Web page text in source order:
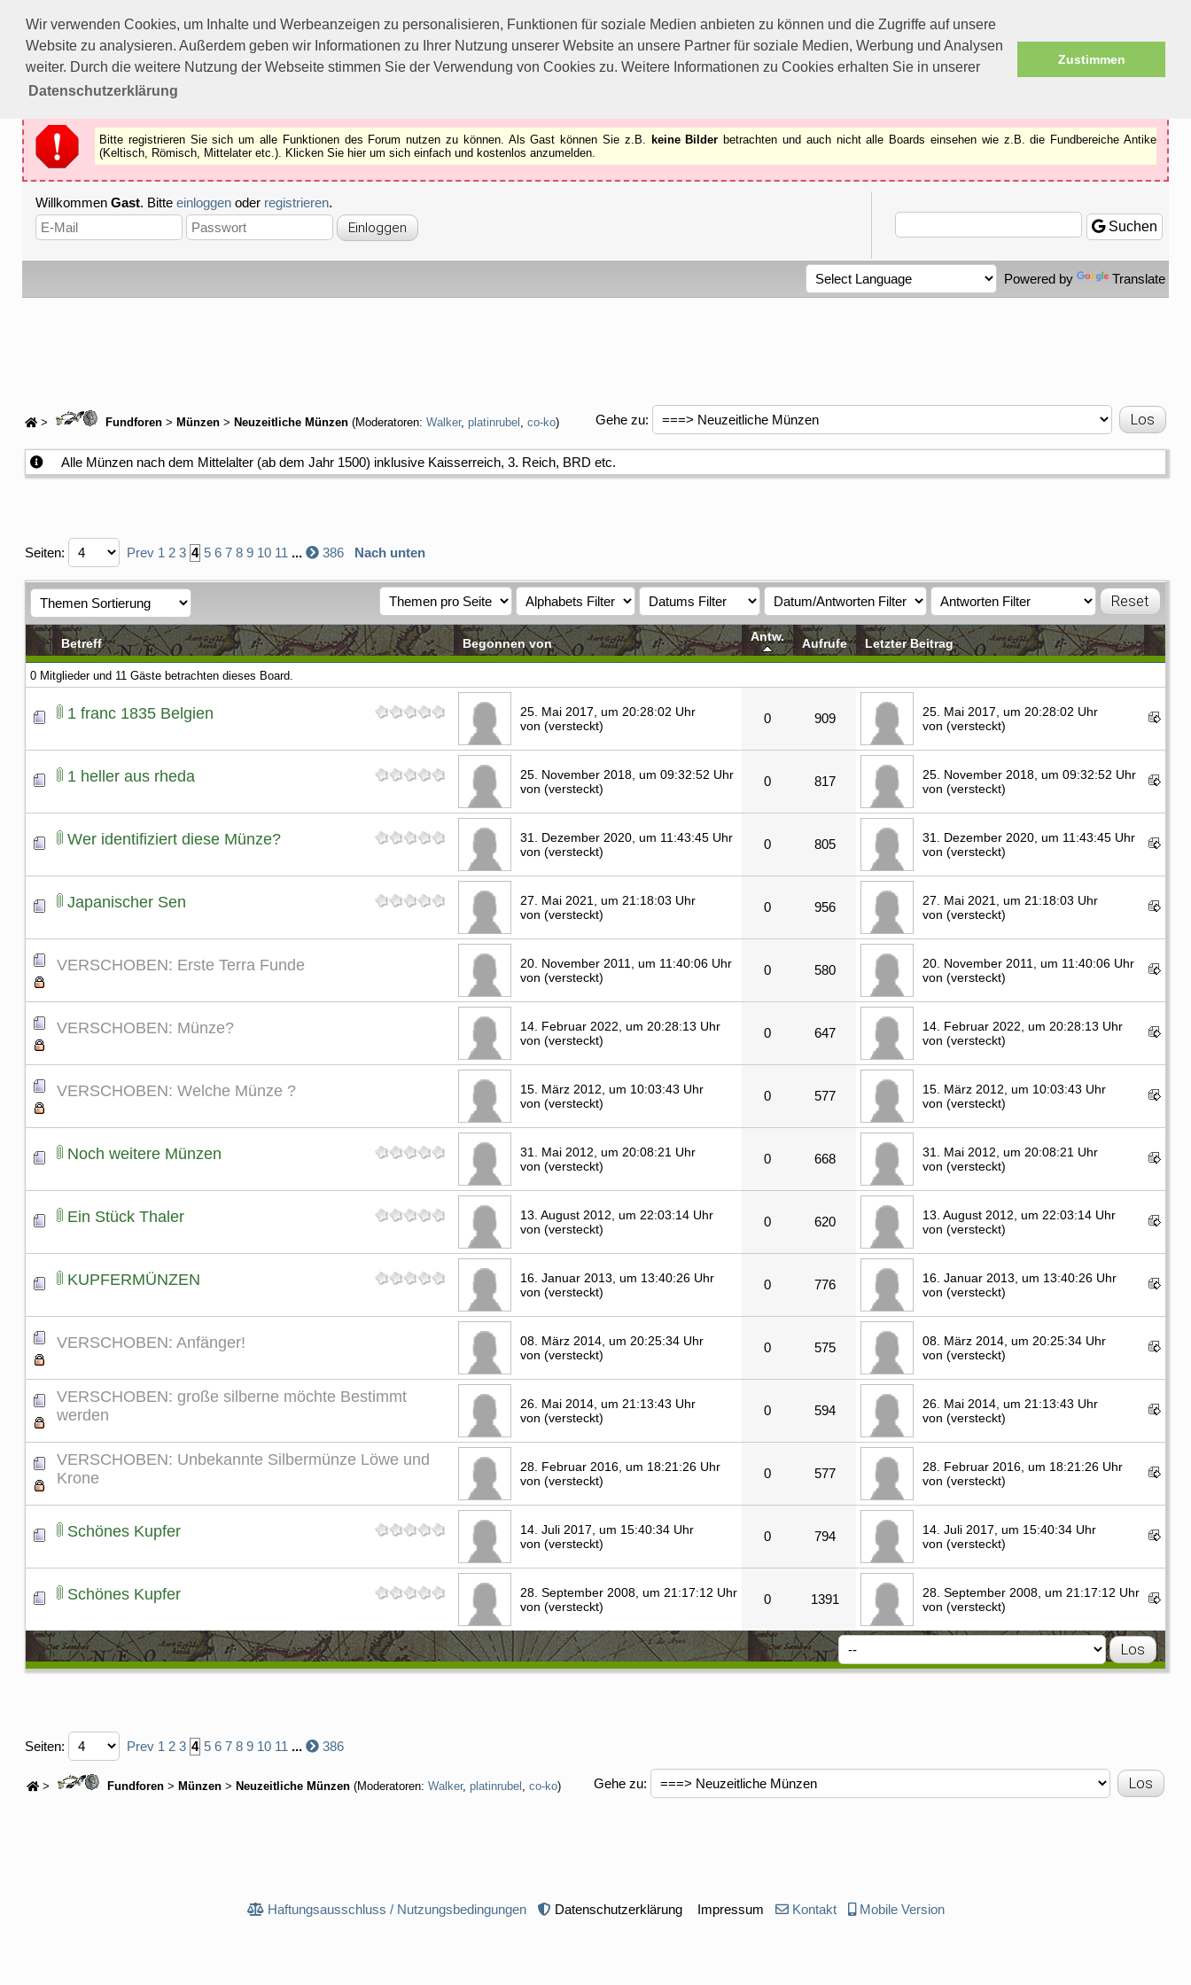
Wir verwenden Cookies, um Inhalte und Werbeanzeigen zu personalisieren, Funktionen für soziale Medien anbieten zu können und die Zugriffe auf unsere
Website zu analysieren. Außerdem geben wir Informationen zu Ihrer Nutzung unserer Website an unsere Partner für soziale Medien, Werbung und Analysen
weiter. Durch die weitere Nutzung der Webseite stimmen Sie der Verwendung von Cookies zu. Weitere Informationen zu Cookies erhalten Sie in unserer
Datenschutzerklärung
Zustimmen
Bitte registrieren Sie sich um alle Funktionen des Forums nutzen zu können.
Als Gast können Sie z.B.keine Bilderbetrachten.
Registrieren
Schliessen
Bitte registrieren Sie sich um alle Funktionen des Forum nutzen zu können. Als Gast können Sie z.B. keine Bilder betrachten und auch nicht alle Boards einsehen wie z.B. die Fundbereiche Antike
(Keltisch, Römisch, Mittelater etc.). Klicken Sie hier um sich einfach und kostenlos anzumelden.
Willkommen Gast. Bitte einloggen oder registrieren.
Suchen
Powered by Translate
> Fundforen > Münzen > Neuzeitliche Münzen (Moderatoren: Walker, platinrubel , co-ko) Gehe zu:
Alle Münzen nach dem Mittelalter (ab dem Jahr 1500) inklusive Kaisserreich, 3. Reich, BRD etc.
Seiten: Prev 1 2 3 4 5 6 7 8 9 10 11 ... 386 Nach unten
Betreff Begonnen von
Antw.
Aufrufe Letzter Beitrag
0 Mitglieder und 11 Gäste betrachten dieses Board.
1 franc 1835 Belgien
25. Mai 2017, um 20:28:02 Uhr
von (versteckt)
0 909
25. Mai 2017, um 20:28:02 Uhr
von (versteckt)
1 heller aus rheda
25. November 2018, um 09:32:52 Uhr
von (versteckt)
0 817
25. November 2018, um 09:32:52 Uhr
von (versteckt)
Wer identifiziert diese Münze?
31. Dezember 2020, um 11:43:45 Uhr
von (versteckt)
0 805
31. Dezember 2020, um 11:43:45 Uhr
von (versteckt)
Japanischer Sen
27. Mai 2021, um 21:18:03 Uhr
von (versteckt)
0 956
27. Mai 2021, um 21:18:03 Uhr
von (versteckt)
VERSCHOBEN: Erste Terra Funde
20. November 2011, um 11:40:06 Uhr
von (versteckt)
0 580
20. November 2011, um 11:40:06 Uhr
von (versteckt)
VERSCHOBEN: Münze?
14. Februar 2022, um 20:28:13 Uhr
von (versteckt)
0 647
14. Februar 2022, um 20:28:13 Uhr
von (versteckt)
VERSCHOBEN: Welche Münze ?
15. März 2012, um 10:03:43 Uhr
von (versteckt)
0 577
15. März 2012, um 10:03:43 Uhr
von (versteckt)
Noch weitere Münzen
31. Mai 2012, um 20:08:21 Uhr
von (versteckt)
0 668
31. Mai 2012, um 20:08:21 Uhr
von (versteckt)
Ein Stück Thaler
13. August 2012, um 22:03:14 Uhr
von (versteckt)
0 620
13. August 2012, um 22:03:14 Uhr
von (versteckt)
KUPFERMÜNZEN
16. Januar 2013, um 13:40:26 Uhr
von (versteckt)
0 776
16. Januar 2013, um 13:40:26 Uhr
von (versteckt)
VERSCHOBEN: Anfänger!
08. März 2014, um 20:25:34 Uhr
von (versteckt)
0 575
08. März 2014, um 20:25:34 Uhr
von (versteckt)
VERSCHOBEN: große silberne möchte Bestimmt
werden
26. Mai 2014, um 21:13:43 Uhr
von (versteckt)
0 594
26. Mai 2014, um 21:13:43 Uhr
von (versteckt)
VERSCHOBEN: Unbekannte Silbermünze Löwe und
Krone
28. Februar 2016, um 18:21:26 Uhr
von (versteckt)
0 577
28. Februar 2016, um 18:21:26 Uhr
von (versteckt)
Schönes Kupfer
14. Juli 2017, um 15:40:34 Uhr
von (versteckt)
0 794
14. Juli 2017, um 15:40:34 Uhr
von (versteckt)
Schönes Kupfer
28. September 2008, um 21:17:12 Uhr
von (versteckt)
0 1391
28. September 2008, um 21:17:12 Uhr
von (versteckt)
Seiten: Prev 1 2 3 4 5 6 7 8 9 10 11 ... 386
> Fundforen > Münzen > Neuzeitliche Münzen (Moderatoren: Walker, platinrubel , co-ko) Gehe zu:
Haftungsausschluss / Nutzungsbedingungen Datenschutzerklärung Impressum Kontakt Mobile Version